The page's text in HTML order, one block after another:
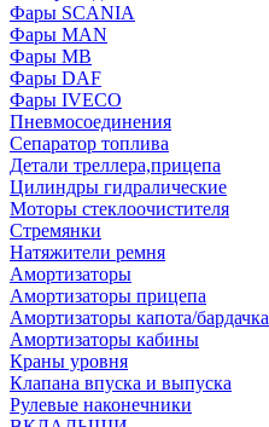
Фары SCANIA
Фары MAN
Фары MB
Фары DAF
Фары IVECO
Пневмосоединения
Сепаратор топлива
Детали треллера,прицепа
Цилиндры гидралические
Моторы стеклоочистителя
Стремянки
Натяжители ремня
Амортизаторы
Амортизаторы прицепа
Амортизаторы капота/бардачка
Амортизаторы кабины
Краны уровня
Клапана впуска и выпуска
Рулевые наконечники